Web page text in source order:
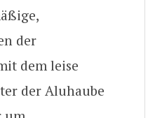
der
dem leise
der Aluhaube